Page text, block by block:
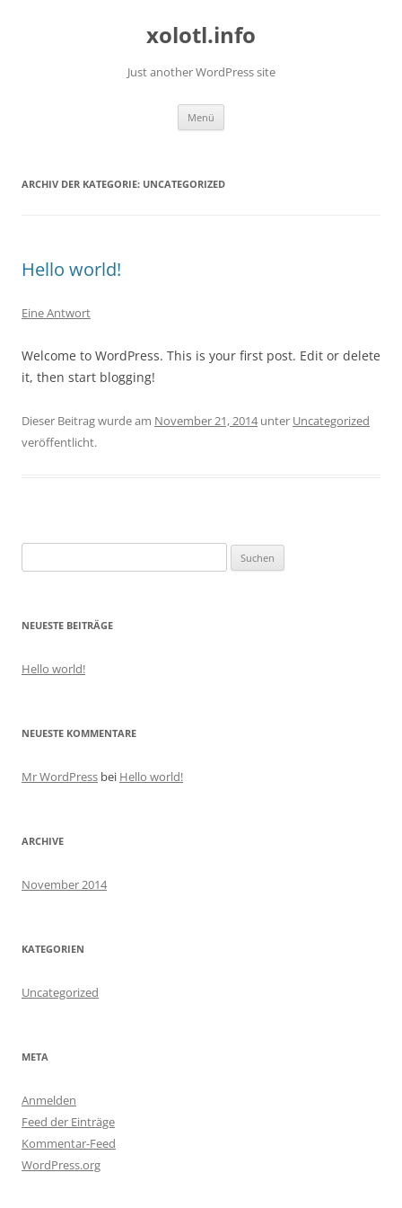
xolotl.info
Just another WordPress site
Menü
ARCHIV DER KATEGORIE: UNCATEGORIZED
Hello world!
Eine Antwort
Welcome to WordPress. This is your first post. Edit or delete
it, then start blogging!
Dieser Beitrag wurde am November 21, 2014unter Uncategorized
veröffentlicht.
nach:
NEUESTE BEITRÄGE
Hello world!
NEUESTE KOMMENTARE
Mr WordPress bei Hello world!
ARCHIVE
November 2014
KATEGORIEN
Uncategorized
META
Anmelden
Feed der Einträge
Kommentar-Feed
WordPress.org